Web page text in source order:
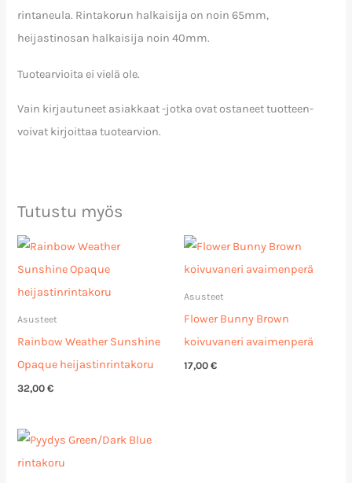
rintaneula. Rintakorun halkaisija on noin 65mm,
heijastinosan halkaisija noin 40mm.
Tuotearvioita ei vielä ole.
Vain kirjautuneet asiakkaat -jotka ovat ostaneet tuotteen-
voivat kirjoittaa tuotearvion.
Tutustu myös
Asusteet
Rainbow Weather Sunshine
Opaque heijastinrintakoru
32,00€
Asusteet
Flower Bunny Brown
koivuvaneri avaimenperä
17,00 €